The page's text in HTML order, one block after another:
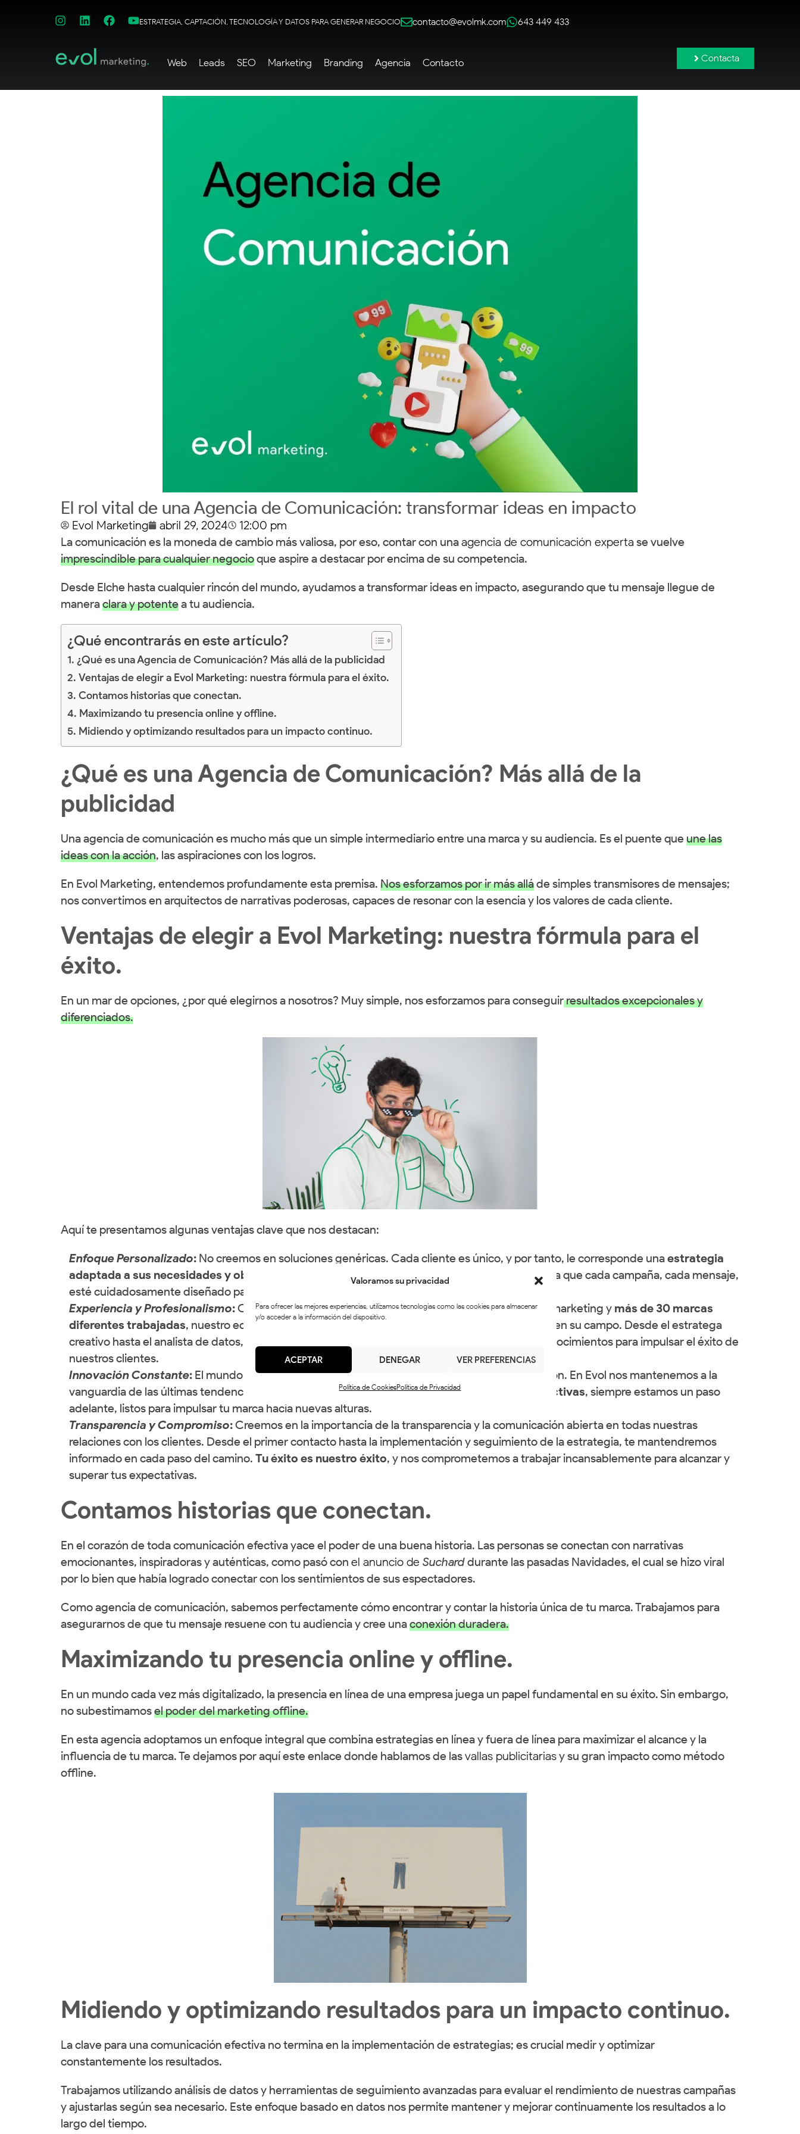
Valoramos su privacidad
Para ofrecer las mejores experiencias, utilizamos tecnologías como las cookies para almacenar
y/o acceder a la información del dispositivo.
ACEPTAR DENEGAR VER PREFERENCIAS
Política de CookiesPolítica de Privacidad
ESTRATEGIA, CAPTACIÓN, TECNOLOGÍA Y DATOS PARA GENERAR NEGOCIO contacto@evolmk.com 643 449 433
Web Leads SEO Marketing Branding Agencia Contacto Contacta
El rol vital de una Agencia de Comunicación: transformar ideas en impacto
Evol Marketing abril 29, 2024
12:00 pm
La comunicación es la moneda de cambio más valiosa, por eso, contar con unaagencia de comunicación experta se vuelve
imprescindible para cualquier negocioque aspire a destacar por encima de su competencia.
Desde Elche hasta cualquier rincón del mundo, ayudamos a transformar ideas en impacto, asegurando que tu mensaje llegue de
maneraclara y potentea tu audiencia.
¿Qué encontrarás en este artículo?
¿Qué es una Agencia de Comunicación? Más allá de la publicidad
Ventajas de elegir a Evol Marketing: nuestra fórmula para el éxito.
Contamos historias que conectan.
Maximizando tu presencia online y offline.
Midiendo y optimizando resultados para un impacto continuo.
¿Qué es una Agencia de Comunicación? Más allá de la
publicidad
Una agencia de comunicación es mucho más que un simple intermediario entre una marca y su audiencia. Es el puente queune las
ideas con la acción, las aspiraciones con los logros.
En Evol Marketing, entendemos profundamente esta premisa. Nos esforzamos por ir más alláde simples transmisores de mensajes;
nos convertimos en arquitectos de narrativas poderosas, capaces de resonar con la esencia y los valores de cada cliente.
Ventajas de elegir a Evol Marketing: nuestra fórmula para el
éxito.
En un mar de opciones, ¿por qué elegirnos a nosotros? Muy simple, nos esforzamos para conseguirresultados excepcionales y
diferenciados.
Aquí te presentamos algunas ventajas clave que nos destacan:
Enfoque Personalizado: No creemos en soluciones genéricas. Cada cliente es único, y por tanto, le corresponde unaestrategia
adaptada a sus necesidades y objetivos
específicos. Nuestro enfoque personalizado garantiza que cada campaña, cada mensaje,
esté cuidadosamente diseñado para lograr impacto real y duradero.
Experiencia y Profesionalismo:Con años de experiencia en el campo de la comunicación y el marketing y más de 30 marcas
diferentes trabajadas, nuestro equipo está formado por profesionales apasionados y expertos en su campo. Desde el estratega
creativo hasta el analista de datos, cada miembro aporta un conjunto único de habilidades y conocimientos para impulsar el éxito de
nuestros clientes.
Innovación Constante: El mundo de la comunicación y el marketing está en constante evolución. En Evol nos mantenemos a la
vanguardia de las últimas tendencias y tecnologías para ofrecersoluciones innovadoras y efectivas, siempre estamos un paso
adelante, listos para impulsar tu marca hacia nuevas alturas.
Transparencia y Compromiso:Creemos en la importancia de la transparencia y la comunicación abierta en todas nuestras
relaciones con los clientes. Desde el primer contacto hasta la implementación y seguimiento de la estrategia, te mantendremos
informado en cada paso del camino. Tu éxito es nuestro éxito, y nos comprometemos a trabajar incansablemente para alcanzar y
superar tus expectativas.
Contamos historias que conectan.
En el corazón de toda comunicación efectiva yace el poder de una buena historia. Las personas se conectan con narrativas
emocionantes, inspiradoras y auténticas, como pasó con el anuncio de Sucharddurante las pasadas Navidades, el cual se hizo viral
por lo bien que había logrado conectar con los sentimientos de sus espectadores.
Como agencia de comunicación, sabemos perfectamente cómo encontrar y contar la historia única de tu marca. Trabajamos para
asegurarnos de que tu mensaje resuene con tu audiencia y cree unaconexión duradera.
Maximizando tu presencia online y offline.
En un mundo cada vez más digitalizado, la presencia en línea de una empresa juega un papel fundamental en su éxito. Sin embargo,
no subestimamosel poder del marketing offline.
En esta agencia adoptamos un enfoque integral que combina estrategias en línea y fuera de línea para maximizar el alcance y la
influencia de tu marca. Te dejamos por aquí este enlace donde hablamos de lasvallas publicitariasy su gran impacto como método
offline.
Midiendo y optimizando resultados para un impacto continuo.
La clave para una comunicación efectiva no termina en la implementación de estrategias; es crucial medir y optimizar
constantemente los resultados.
Trabajamos utilizando análisis de datos y herramientas de seguimiento avanzadas para evaluar el rendimiento de nuestras campañas
y ajustarlas según sea necesario. Este enfoque basado en datos nos permite mantener y mejorar continuamente los resultados a lo
largo del tiempo.